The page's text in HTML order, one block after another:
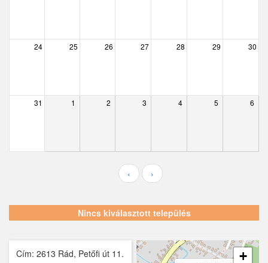
Dunabogdány
Hernád
Iklad
24 25 26 27 28 29 30
31 1 2 3 4 5 6
‹ ›
Nincs kiválasztott település
Cím: 2613 Rád, Petőfi út 11.
+